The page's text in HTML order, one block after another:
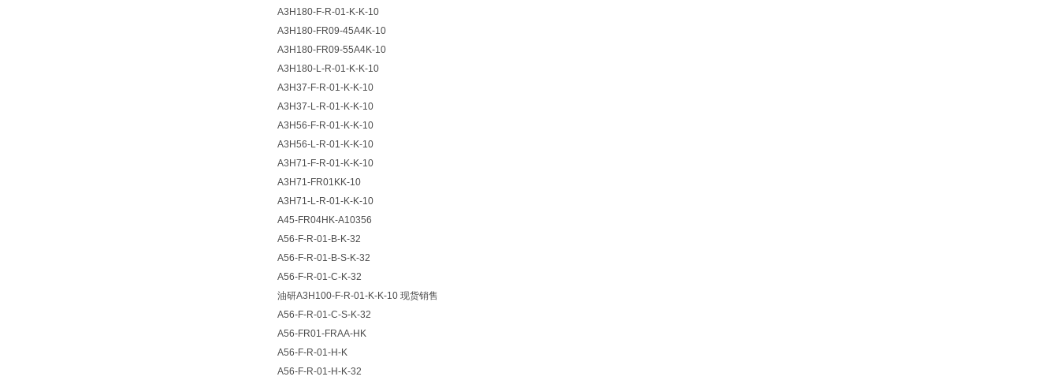
A3H180-F-R-01-K-K-10
A3H180-FR09-45A4K-10
A3H180-FR09-55A4K-10
A3H180-L-R-01-K-K-10
A3H37-F-R-01-K-K-10
A3H37-L-R-01-K-K-10
A3H56-F-R-01-K-K-10
A3H56-L-R-01-K-K-10
A3H71-F-R-01-K-K-10
A3H71-FR01KK-10
A3H71-L-R-01-K-K-10
A45-FR04HK-A10356
A56-F-R-01-B-K-32
A56-F-R-01-B-S-K-32
A56-F-R-01-C-K-32
油研A3H100-F-R-01-K-K-10 现货销售
A56-F-R-01-C-S-K-32
A56-FR01-FRAA-HK
A56-F-R-01-H-K
A56-F-R-01-H-K-32